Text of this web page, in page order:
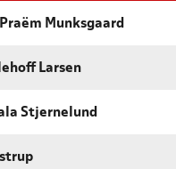
Munksgaard
Larsen
Stjernelund